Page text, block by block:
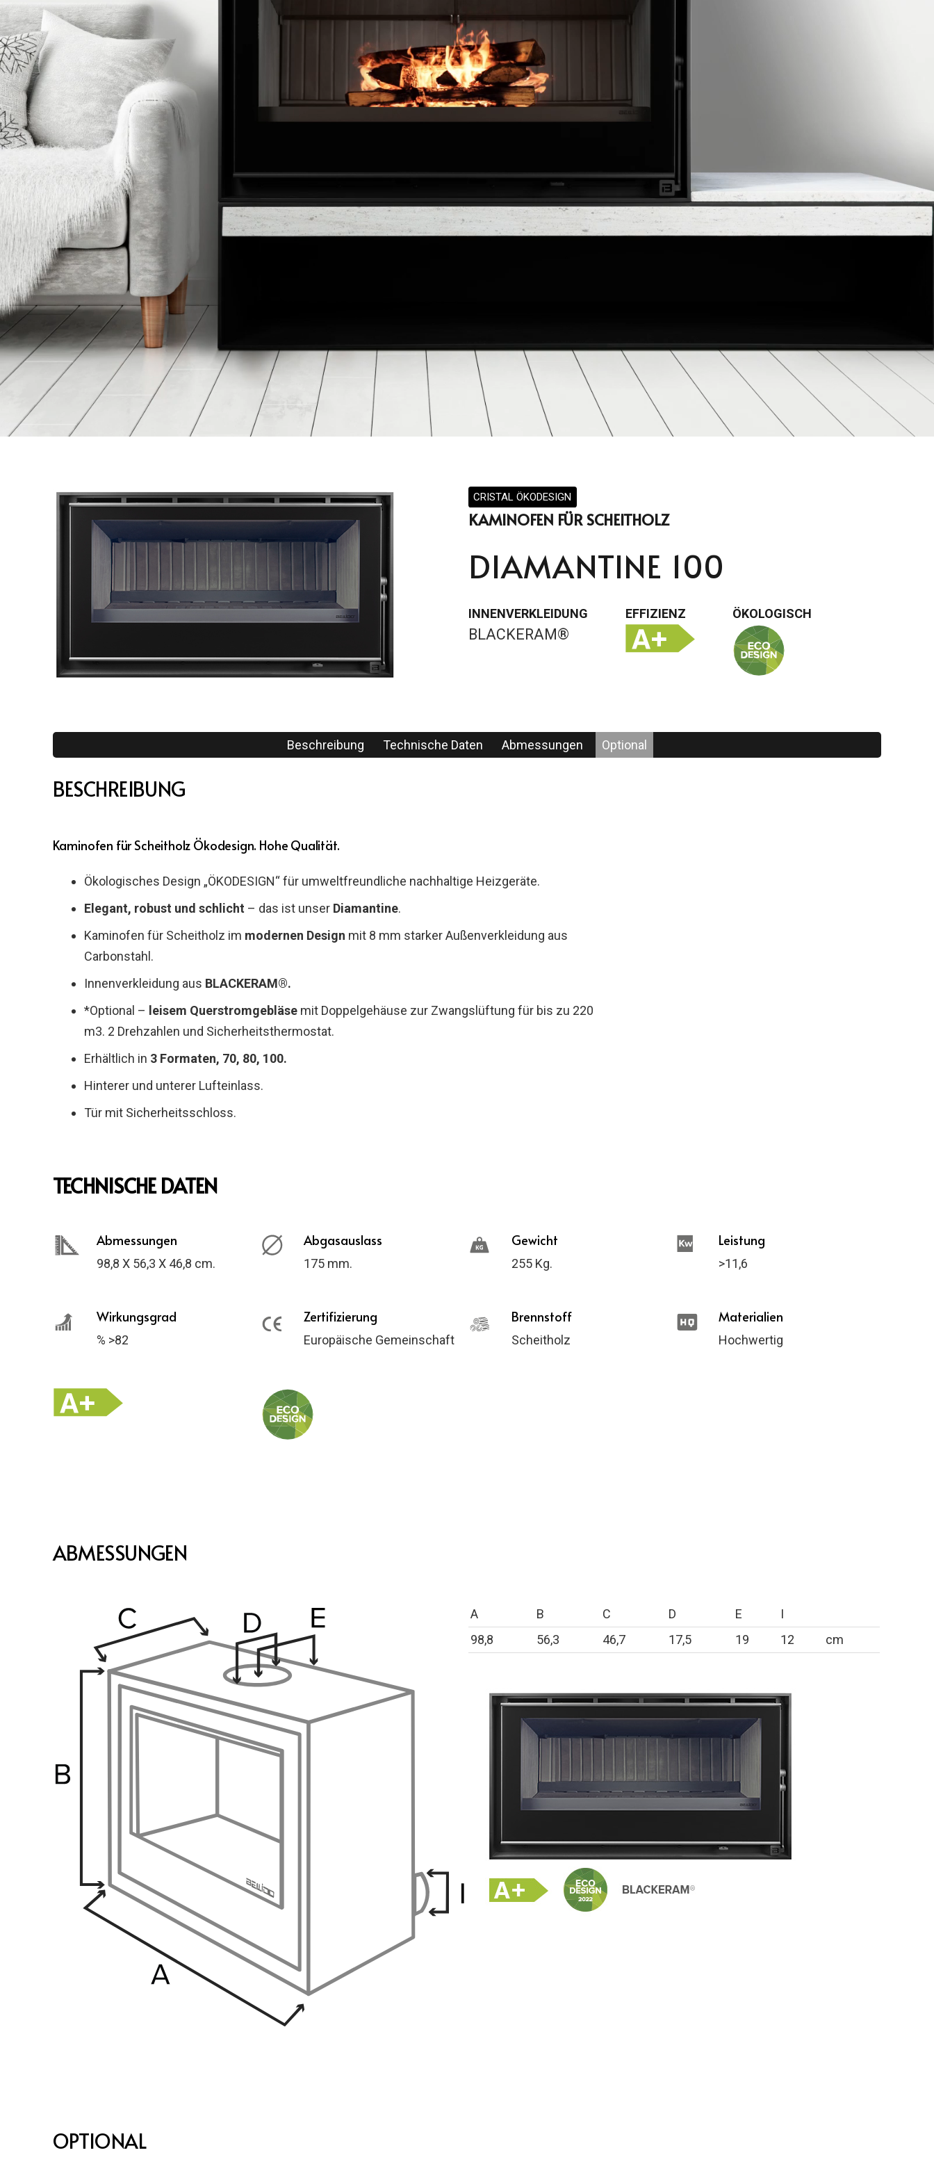
CRISTAL ÖKODESIGN
KAMINOFEN FÜR SCHEITHOLZ
DIAMANTINE 100
INNENVERKLEIDUNG
BLACKERAM®
EFFIZIENZ ÖKOLOGISCH
Beschreibung Technische Daten Abmessungen Optional
BESCHREIBUNG
Kaminofen für Scheitholz Ökodesign. Hohe Qualität.
Ökologisches Design „ÖKODESIGN“ für umweltfreundliche nachhaltige Heizgeräte.
Elegant, robust und schlicht – das ist unser Diamantine.
Kaminofen für Scheitholz im modernen Design mit 8 mm starker Außenverkleidung aus
Carbonstahl.
Innenverkleidung aus BLACKERAM®.
*Optional – leisem Querstromgebläsemit Doppelgehäuse zur Zwangslüftung für bis zu 220
m3. 2 Drehzahlen und Sicherheitsthermostat.
Erhältlich in 3 Formaten, 70, 80, 100.
Hinterer und unterer Lufteinlass.
Tür mit Sicherheitsschloss.
TECHNISCHE DATEN
Abmessungen
98,8 X 56,3 X 46,8 cm.
Abgasauslass
175 mm.
Gewicht
255 Kg.
Leistung
>11,6
Wirkungsgrad
% >82
Zertifizierung
Europäische Gemeinschaft
Brennstoff
Scheitholz
Materialien
Hochwertig
ABMESSUNGEN
A B C D E
I
98,8
56,3 46,7 17,5 19 12 cm
OPTIONAL